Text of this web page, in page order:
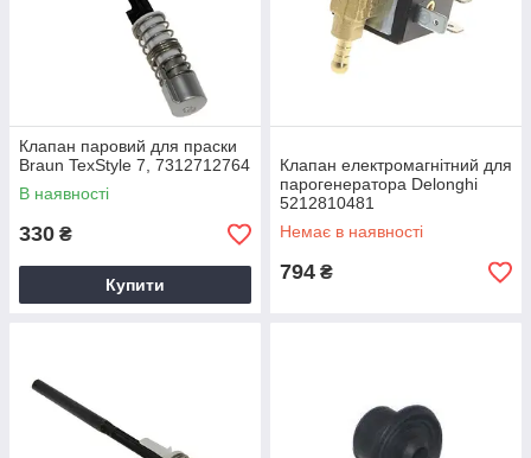
Клапан паровий для праски
Braun TexStyle 7, 7312712764
В наявності
330 ₴
Купити
Клапан електромагнітний для
парогенератора Delonghi
5212810481
Немає в наявності
794 ₴